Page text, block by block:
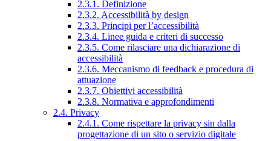
2.3.1. Definizione
2.3.2. Accessibilità by design
2.3.3. Principi per l’accessibilità
2.3.4. Linee guida e criteri di successo
2.3.5. Come rilasciare una dichiarazione di
accessibilità
2.3.6. Meccanismo di feedback e procedura di
attuazione
2.3.7. Obiettivi accessibilità
2.3.8. Normativa e approfondimenti
2.4. Privacy
2.4.1. Come rispettare la privacy sin dalla
progettazione di un sito o servizio digitale